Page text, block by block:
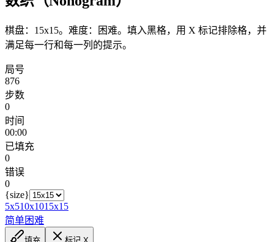
棋盘：15x15。难度：困难。填入黑格，用 X 标记排除格，并
满足每一行和每一列的提示。
局号
876
步数
0
时间
00:00
已填充
0
错误
0
{size}
5x510x1015x15
简单困难